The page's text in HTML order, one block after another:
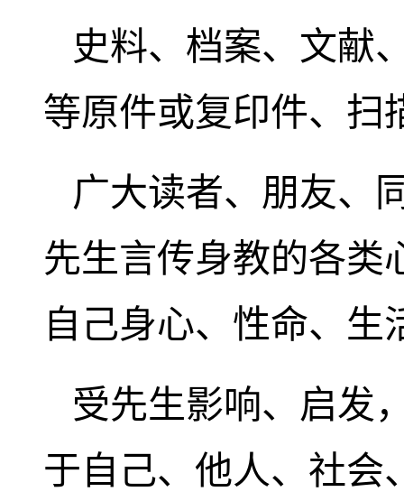
史料、档案、文献
等原件或复印件、扫
广大读者、朋友、
先生言传身教的各类
自己身心、性命、
受先生影响、启发
于自己、他人、社会